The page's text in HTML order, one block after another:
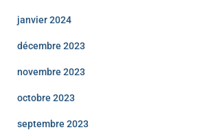
janvier 2024
décembre 2023
novembre 2023
octobre 2023
septembre 2023